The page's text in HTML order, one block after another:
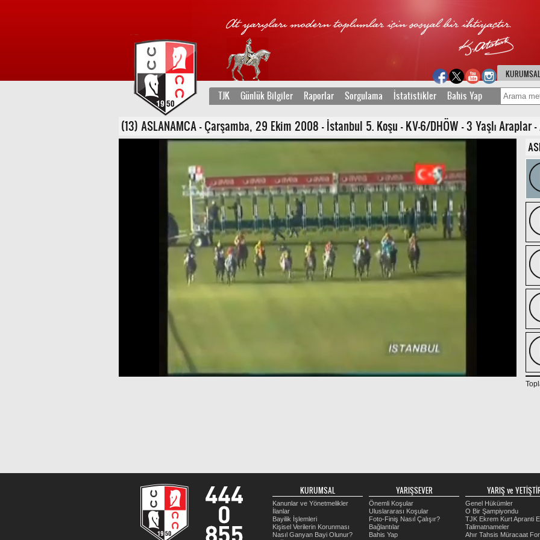
KURUMSAL
TJK Günlük Bilgiler Raporlar Sorgulama İstatistikler Bahis Yap
(13) ASLANAMCA - Çarşamba, 29 Ekim 2008 - İstanbul 5. Koşu - KV-6/DHÖW - 3 Yaşlı Araplar -
KURUMSAL
Kanunlar ve Yönetmelikler
İlanlar
Bayilik İşlemleri
Kişisel Verilerin Korunması
Nasıl Ganyan Bayi Olunur?
YARIŞSEVER
Önemli Koşular
Uluslararası Koşular
Foto-Finiş Nasıl Çalışır?
Bağlantılar
Bahis Yap
YARIŞ ve
Genel Hükümler
O Bir Şampiyondu
TJK Ekrem Kurt Apranti
Talimatnameler
Ahır Tahsis Müracaat